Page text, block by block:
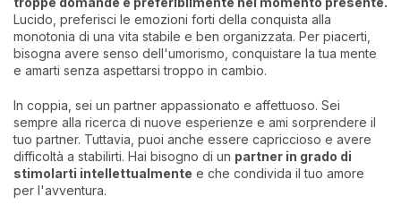
Lucido, preferisci le emozioni forti della conquista alla
monotonia di una vita stabile e ben organizzata. Per piacerti,
bisogna avere senso dell'umorismo, conquistare la tua mente
e amarti senza aspettarsi troppo in cambio.
In coppia, sei un partner appassionato e affettuoso. Sei
sempre alla ricerca di nuove esperienze e ami sorprendere il
tuo partner. Tuttavia, puoi anche essere capriccioso e avere
difficoltà a stabilirti. Hai bisogno di un partner in grado di
stimolarti intellettualmente e che condivida il tuo amore
per l'avventura.